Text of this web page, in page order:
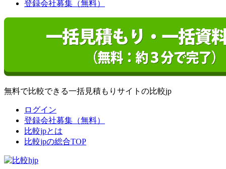
登録会社募集（無料）
無料で比較できる一括見積もりサイトの比較jp
ログイン
登録会社募集（無料）
比較jpとは
比較jpの総合TOP